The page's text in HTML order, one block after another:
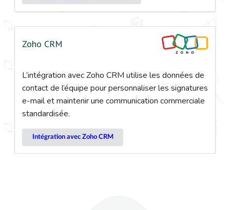
Zoho CRM
L’intégration avec Zoho CRM utilise les données de
contact de l’équipe pour personnaliser les signatures
e-mail et maintenir une communication commerciale
standardisée.
Intégration avec Zoho CRM